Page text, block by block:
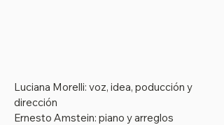
Luciana Morelli: voz, idea, poducción y
dirección
Ernesto Amstein: piano y arreglos